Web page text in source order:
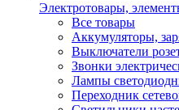
Электротовары,
Все товары
Аккумуляторы,
Выключатели
Звонки
Лампы
Переходник